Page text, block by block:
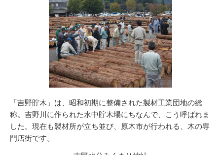
「吉野貯木」は、昭和初期に整備された製材工業団地の総
称。吉野川に作られた水中貯木場にちなんで、こう呼ばれま
した。現在も製材所が立ち並び、原木市が行われる、木の専
門店街です。